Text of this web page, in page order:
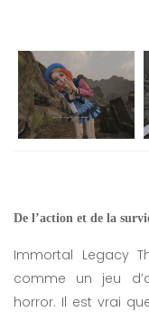
De l’action et de la
Immortal Legacy
comme un jeu
horror. Il est vrai